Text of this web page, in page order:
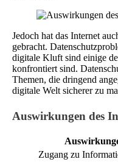
Jedoch hat das Internet
gebracht.
digitale Kluft sind einige
konfrontiert sind.
Themen, die dringend
digitale Welt sicherer zu
Auswirkungen des
Zugang zu